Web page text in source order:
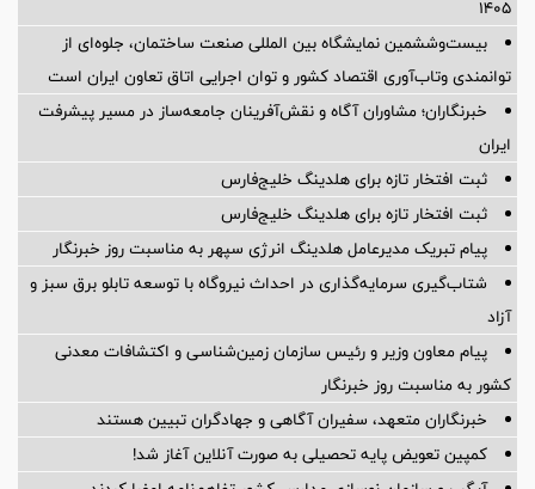
۱۴۰۵
بیست‌وششمین نمایشگاه بین المللی صنعت ساختمان، جلوه‌ای از
توانمندی وتاب‌آوری اقتصاد کشور و توان اجرایی اتاق تعاون ایران است
خبرنگاران؛ مشاوران آگاه و نقش‌آفرینان جامعه‌ساز در مسیر پیشرفت
ایران
ثبت افتخار تازه برای هلدینگ خلیج‌فارس
ثبت افتخار تازه برای هلدینگ خلیج‌فارس
پیام تبریک مدیرعامل هلدینگ انرژی سپهر به مناسبت روز خبرنگار
شتاب‌گیری سرمایه‌گذاری در احداث نیروگاه با توسعه تابلو برق سبز و
آزاد
پیام معاون وزیر و رئیس سازمان زمین‌شناسی و اکتشافات معدنی
کشور به مناسبت روز خبرنگار
خبرنگاران متعهد، سفیران آگاهی و جهادگران تبیین هستند
کمپین تعویض پایه تحصیلی به صورت آنلاین آغاز شد!